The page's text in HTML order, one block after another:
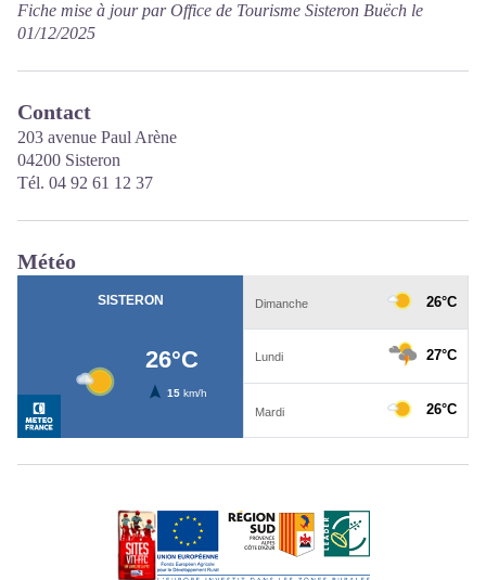
Fiche mise à jour par Office de Tourisme Sisteron Buëch le
01/12/2025
Contact
203 avenue Paul Arène
04200 Sisteron
Tél. 04 92 61 12 37
Météo